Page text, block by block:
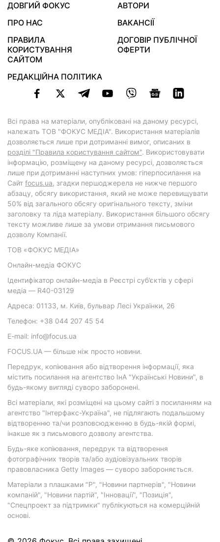
ДОВГИЙ ФОКУС
АВТОРИ
ПРО НАС
ВАКАНСІЇ
ПРАВИЛА
КОРИСТУВАННЯ
САЙТОМ
ДОГОВІР ПУБЛІЧНОЇ
ОФЕРТИ
РЕДАКЦІЙНА ПОЛІТИКА
Всі права на матеріали, опубліковані на даному ресурсі,
належать ТОВ "ФОКУС МЕДІА". Використання матеріалів
дозволяється лише при дотриманні вимог, описаних в
розділі "Правила користування сайтом". Використовувати
інформацію, розміщену на даному ресурсі, дозволяється
лише при дотриманні наступних умов: гіперпосилання на
Cайт focus.ua, згадки першоджерела не нижче першого
абзацу, обсягу використання, який не може перевищувати
50% від загального обсягу оригінального тексту, зміни
заголовку та ліда матеріалу. Використання більшого обсягу
тексту можливе лише за умови отримання письмового
дозволу Компанії.
ТОВ «ФОКУС МЕДІА»
Онлайн-медіа ФОКУС
Ідентифікатор онлайн-медіа в Реєстрі суб’єктів у сфері
медіа — R40-03129
Адреса: 01133, м. Київ, бульвар Лесі Українки, 26
Телефон: +38 044 207 45 54
E-mail: info@focus.ua
FOCUS.UA — більше ніж просто новини.
Передрук, копіювання або відтворення інформації, яка
містить посилання на агентство ІнА "Українські Новини", в
будь-якому вигляді суворо заборонені.
Всі матеріали, які розміщені на цьому сайті з посиланням на
агентство "Інтерфакс-Україна", не підлягають подальшому
відтворенню та/чи розповсюдженню в будь-якій формі,
інакше як з письмового дозволу агентства.
Будь-яке копіювання, передрук та відтворення
фотографічних творів та/або аудіовізуальних творів
правовласника Getty Images — суворо забороняється.
Матеріали з плашками "Р", "Новини партнерів", "Новини
компаній", "Новини партій", "Інновації", "Позиція",
"Спецпроект за підтримки" публікуються на комерційній
основі.